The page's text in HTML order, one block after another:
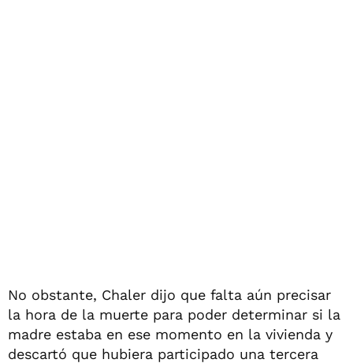
No obstante, Chaler dijo que falta aún precisar
la hora de la muerte para poder determinar si la
madre estaba en ese momento en la vivienda y
descartó que hubiera participado una tercera